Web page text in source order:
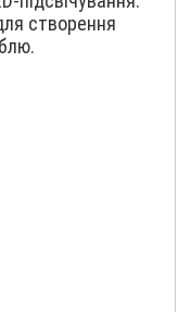
створення